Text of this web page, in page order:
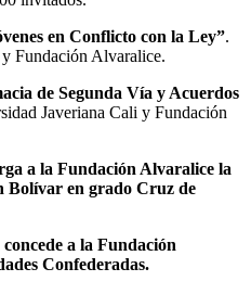
en Conflicto con la Ley”.
Fundación Alvaralice.
de Segunda Vía y Acuerdos
Javeriana Cali y Fundación
a la Fundación Alvaralice la
Bolívar en grado Cruz de
concede a la Fundación
Confederadas.